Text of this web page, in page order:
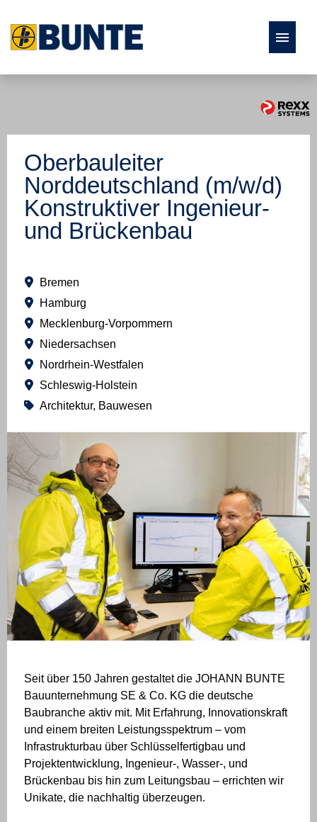
Fach- und Führungskräfte
Ausbildung und Studium
Studierende und Absolventen
Oberbauleiter
Norddeutschland (m/w/d)
Konstruktiver Ingenieur-
und Brückenbau
Bremen
Hamburg
Mecklenburg-Vorpommern
Niedersachsen
Nordrhein-Westfalen
Schleswig-Holstein
Architektur, Bauwesen
Seit über 150 Jahren gestaltet die JOHANN BUNTE
Bauunternehmung SE & Co. KG die deutsche
Baubranche aktiv mit. Mit Erfahrung, Innovationskraft
und einem breiten Leistungsspektrum – vom
Infrastrukturbau über Schlüsselfertigbau und
Projektentwicklung, Ingenieur-, Wasser-, und
Brückenbau bis hin zum Leitungsbau – errichten wir
Unikate, die nachhaltig überzeugen.